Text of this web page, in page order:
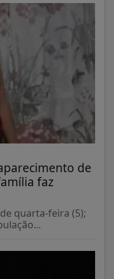
de
faz
quarta-feira (5);